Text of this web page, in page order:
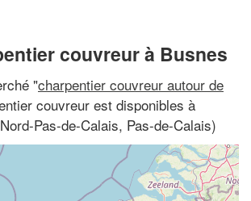
couvreur à Busnes
"charpentier couvreur autour de
couvreur est disponibles à
Pas-de-Calais, Pas-de-Calais)